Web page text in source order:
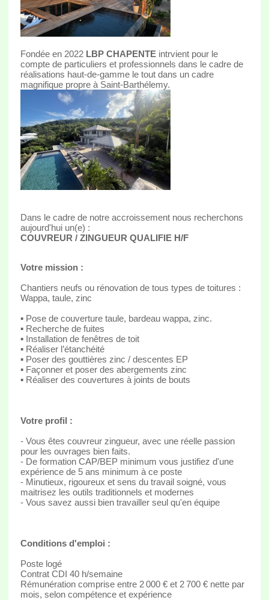
Fondée en 2022 LBP CHAPENTEintrvient pour le
compte de particuliers et professionnels dans le cadre de
réalisations haut-de-gamme le tout dans un cadre
magnifique propre à Saint-Barthélemy.
Dans le cadre de notre accroissement nous recherchons
aujourd'hui un(e) :
COUVREUR / ZINGUEUR QUALIFIE H/F
Votre mission :
Chantiers neufs ou rénovation de tous types de toitures :
Wappa, taule, zinc
▪ Pose de couverture taule, bardeau wappa, zinc.
▪ Recherche de fuites
▪ Installation de fenêtres de toit
▪ Réaliser l’étanchéité
▪ Poser des gouttières zinc / descentes EP
▪ Façonner et poser des abergements zinc
▪ Réaliser des couvertures à joints de bouts
Votre profil :
- Vous êtes couvreur zingueur, avec une réelle passion
pour les ouvrages bien faits.
- De formation CAP/BEP minimum vous justifiez d'une
expérience de 5 ans minimum à ce poste
- Minutieux, rigoureux et sens du travail soigné, vous
maitrisez les outils traditionnels et modernes
- Vous savez aussi bien travailler seul qu'en équipe
Conditions d'emploi :
Poste logé
Contrat CDI 40 h/semaine
Rémunération comprise entre 2 000 € et 2 700 € nette par
mois, selon compétence et expérience